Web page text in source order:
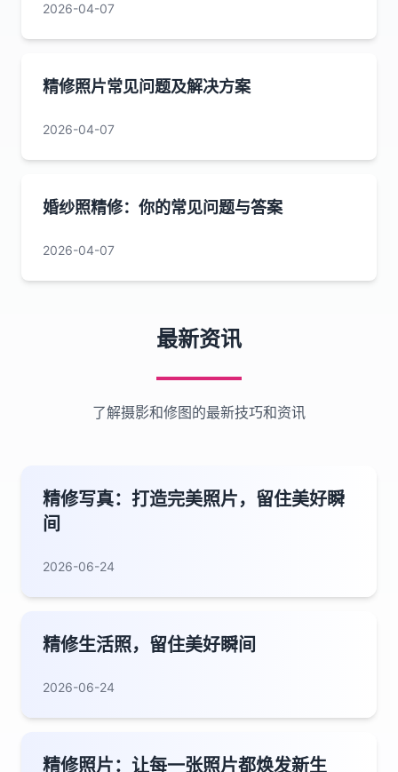
2026-04-07
精修照片常见问题及解决方案
2026-04-07
婚纱照精修：你的常见问题与答案
2026-04-07
最新资讯
了解摄影和修图的最新技巧和资讯
精修写真：打造完美照片，留住美好瞬
间
2026-06-24
精修生活照，留住美好瞬间
2026-06-24
精修照片：让每一张照片都焕发新生